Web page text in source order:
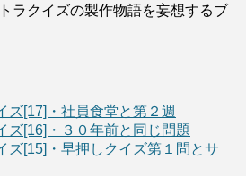
ラクイズの製作物語を妄想するブ
ズ[17]・社員食堂と第２週
ズ[16]・３０年前と同じ問題
ズ[15]・早押しクイズ第１問とサ